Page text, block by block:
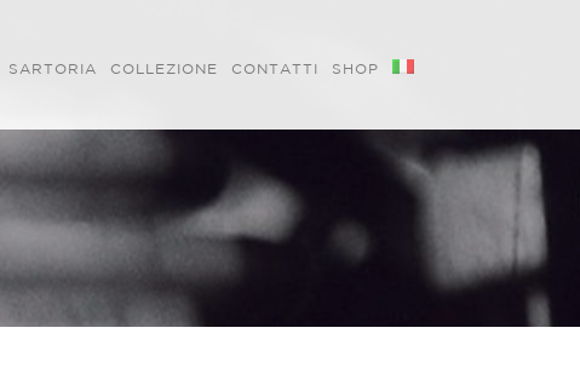
SARTORIA COLLEZIONE CONTATTI SHOP